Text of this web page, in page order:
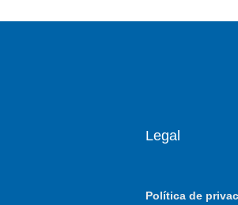
Legal
Política de